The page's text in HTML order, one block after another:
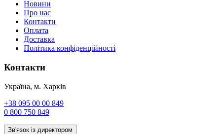
Новини
Про нас
Контакти
Оплата
Доставка
Політика конфіденційності
Контакти
Україна, м. Харків
+38 095 00 00 849
0 800 750 849
Зв'язок із директором